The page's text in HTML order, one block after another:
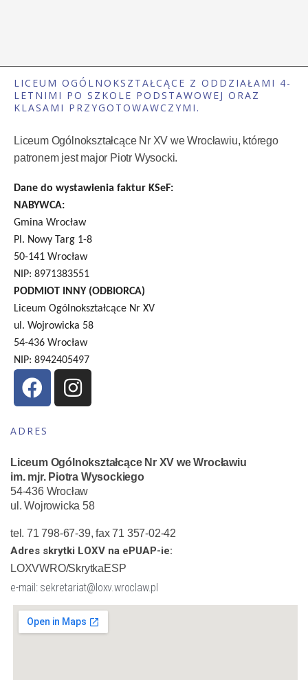
LICEUM OGÓLNOKSZTAŁCĄCE Z ODDZIAŁAMI 4-
LETNIMI PO SZKOLE PODSTAWOWEJ ORAZ
KLASAMI PRZYGOTOWAWCZYMI.
Liceum Ogólnokształcące Nr XV we Wrocławiu, którego
patronem jest major Piotr Wysocki.
Dane do wystawienia faktur KSeF:
NABYWCA:
Gmina Wrocław
Pl. Nowy Targ 1-8
50-141 Wrocław
NIP: 8971383551
PODMIOT INNY (ODBIORCA)
Liceum Ogólnokształcące Nr XV
ul. Wojrowicka 58
54-436 Wrocław
NIP: 8942405497
ADRES
Liceum Ogólnokształcące Nr XV we Wrocławiu
im. mjr. Piotra Wysockiego
54-436 Wrocław
ul. Wojrowicka 58
tel. 71 798-67-39, fax 71 357-02-42
Adres skrytki LOXV na ePUAP-ie:
LOXVWRO/SkrytkaESP
e-mail: sekretariat@loxv.wroclaw.pl